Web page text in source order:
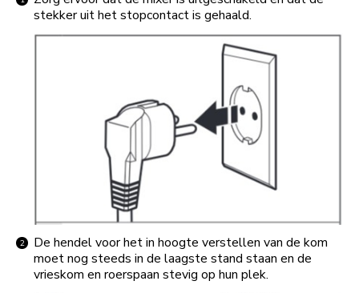
stekker uit het stopcontact is gehaald.
De hendel voor het in hoogte verstellen van de kom
moet nog steeds in de laagste stand staan en de
vrieskom en roerspaan stevig op hun plek.